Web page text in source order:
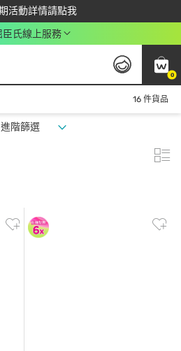
活動詳情請點我
app最高回饋$350
臣氏線上服務
0
16 件貨品
進階篩選